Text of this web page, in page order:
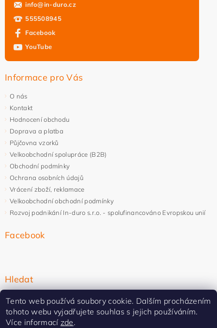
info@in-duro.cz
555508945
Facebook
YouTube
Informace pro Vás
O nás
Kontakt
Hodnocení obchodu
Doprava a platba
Půjčovna vzorků
Velkoobchodní spolupráce (B2B)
Obchodní podmínky
Ochrana osobních údajů
Vrácení zboží, reklamace
Velkoobchodní obchodní podmínky
Rozvoj podnikání In-duro s.r.o. - spolufinancováno Evropskou unií
Facebook
Hledat
Tento web používá soubory cookie. Dalším procházením
tohoto webu vyjadřujete souhlas s jejich používáním.
Více informací zde.